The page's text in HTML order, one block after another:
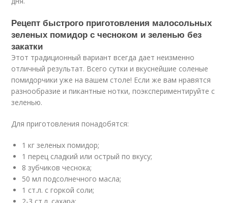
Рецепт быстрого приготовления малосольных
зеленых помидор с чесноком и зеленью без
закатки
Этот традиционный вариант всегда дает неизменно
отличный результат. Всего сутки и вкуснейшие соленые
помидорчики уже на вашем столе! Если же вам нравятся
разнообразие и пикантные нотки, поэкспериментируйте с
зеленью.
Для приготовления понадобятся:
1 кг зеленых помидор;
1 перец сладкий или острый по вкусу;
8 зубчиков чеснока;
50 мл подсолнечного масла;
1 ст.л. с горкой соли;